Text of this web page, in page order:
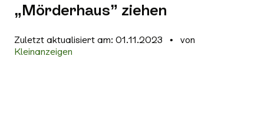
E-Mail
„Mörderhaus” ziehen
Zuletzt aktualisiert am: 01.11.2023
von
Kleinanzeigen